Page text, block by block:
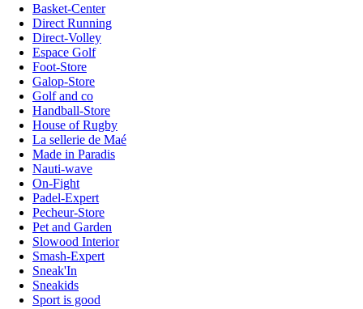
Basket-Center
Direct Running
Direct-Volley
Espace Golf
Foot-Store
Galop-Store
Golf and co
Handball-Store
House of Rugby
La sellerie de Maé
Made in Paradis
Nauti-wave
On-Fight
Padel-Expert
Pecheur-Store
Pet and Garden
Slowood Interior
Smash-Expert
Sneak'In
Sneakids
Sport is good